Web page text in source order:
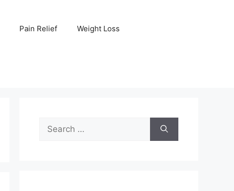
Pain Relief Weight Loss
for: